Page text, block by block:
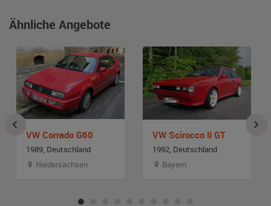
Ähnliche Angebote
VW Corrado G60
1989, Deutschland
Niedersachsen
VW Scirocco II GT
1992, Deutschland
Bayern